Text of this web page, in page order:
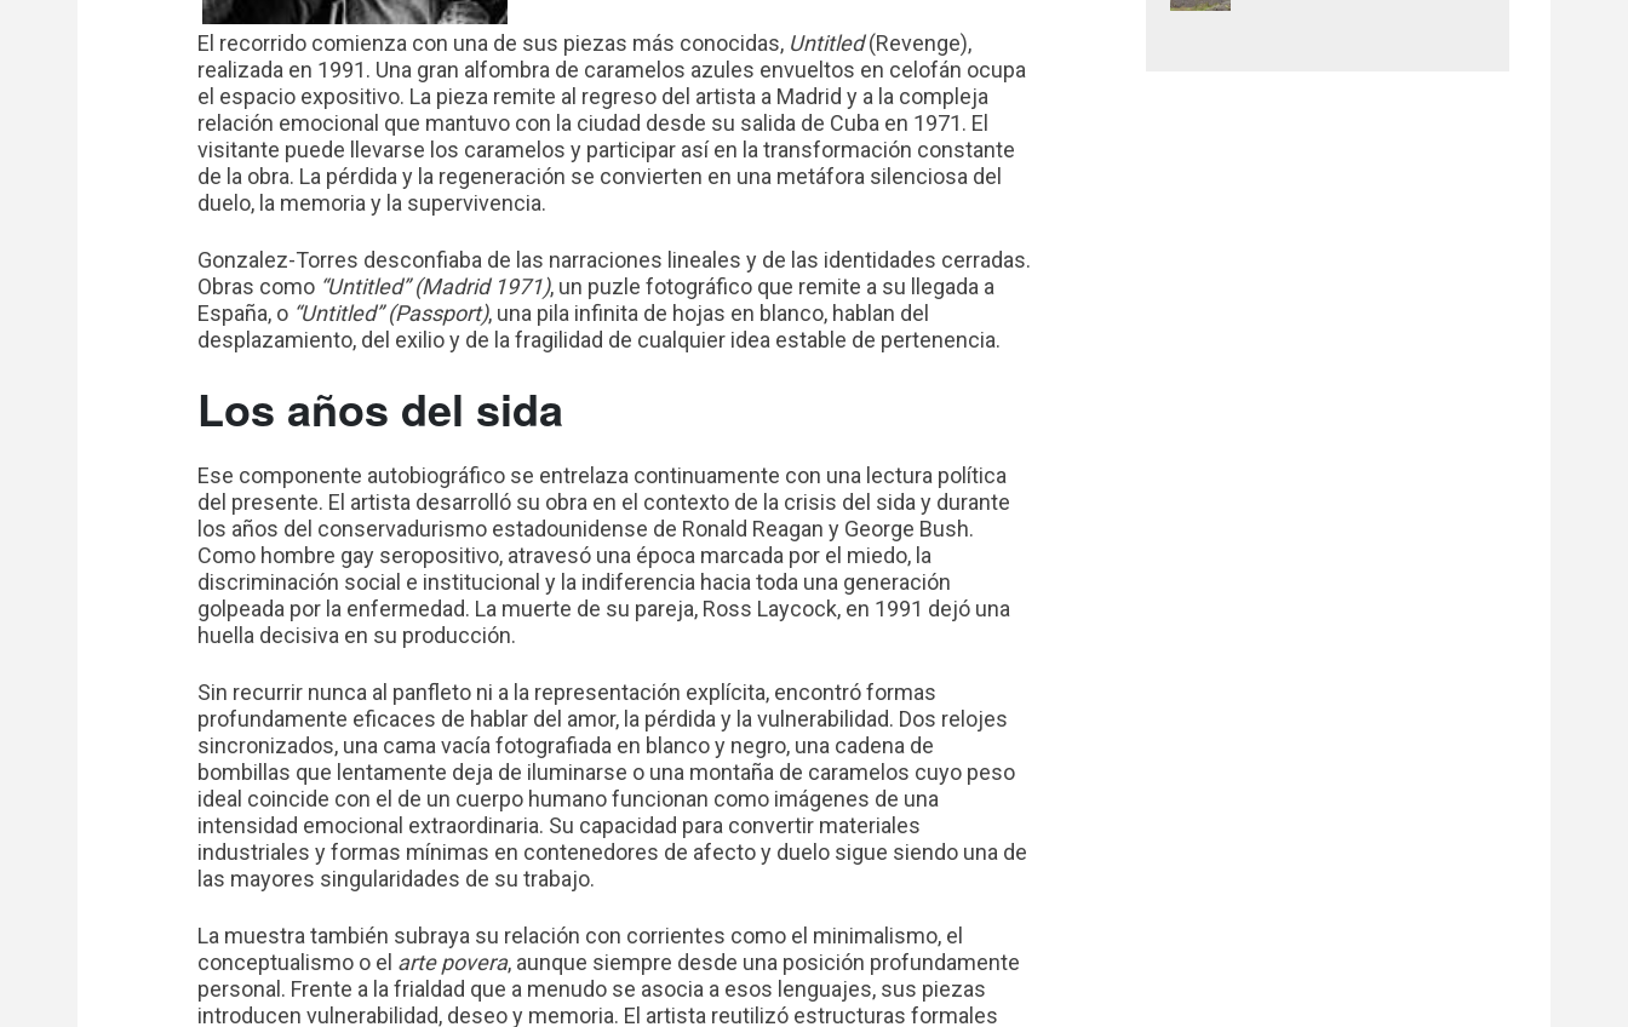
El recorrido comienza con una de sus piezas más conocidas, Untitled(Revenge),
realizada en 1991. Una gran alfombra de caramelos azules envueltos en celofán ocupa
el espacio expositivo. La pieza remite al regreso del artista a Madrid y a la compleja
relación emocional que mantuvo con la ciudad desde su salida de Cuba en 1971. El
visitante puede llevarse los caramelos y participar así en la transformación constante
de la obra. La pérdida y la regeneración se convierten en una metáfora silenciosa del
duelo, la memoria y la supervivencia.
Gonzalez-Torres desconfiaba de las narraciones lineales y de las identidades cerradas.
Obras como “Untitled” (Madrid 1971), un puzle fotográfico que remite a su llegada a
España, o “Untitled” (Passport), una pila infinita de hojas en blanco, hablan del
desplazamiento, del exilio y de la fragilidad de cualquier idea estable de pertenencia.
Los años del sida
Ese componente autobiográfico se entrelaza continuamente con una lectura política
del presente. El artista desarrolló su obra en el contexto de la crisis del sida y durante
los años del conservadurismo estadounidense de Ronald Reagan y George Bush.
Como hombre gay seropositivo, atravesó una época marcada por el miedo, la
discriminación social e institucional y la indiferencia hacia toda una generación
golpeada por la enfermedad. La muerte de su pareja, Ross Laycock, en 1991 dejó una
huella decisiva en su producción.
Sin recurrir nunca al panfleto ni a la representación explícita, encontró formas
profundamente eficaces de hablar del amor, la pérdida y la vulnerabilidad. Dos relojes
sincronizados, una cama vacía fotografiada en blanco y negro, una cadena de
bombillas que lentamente deja de iluminarse o una montaña de caramelos cuyo peso
ideal coincide con el de un cuerpo humano funcionan como imágenes de una
intensidad emocional extraordinaria. Su capacidad para convertir materiales
industriales y formas mínimas en contenedores de afecto y duelo sigue siendo una de
las mayores singularidades de su trabajo.
La muestra también subraya su relación con corrientes como el minimalismo, el
conceptualismo o el arte povera, aunque siempre desde una posición profundamente
personal. Frente a la frialdad que a menudo se asocia a esos lenguajes, sus piezas
introducen vulnerabilidad, deseo y memoria. El artista reutilizó estructuras formales